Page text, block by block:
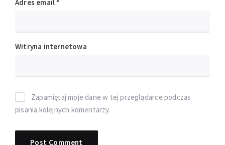
Adres email *
Witryna internetowa
Zapamiętaj moje dane w tej przeglądarce podczas
pisania kolejnych komentarzy.